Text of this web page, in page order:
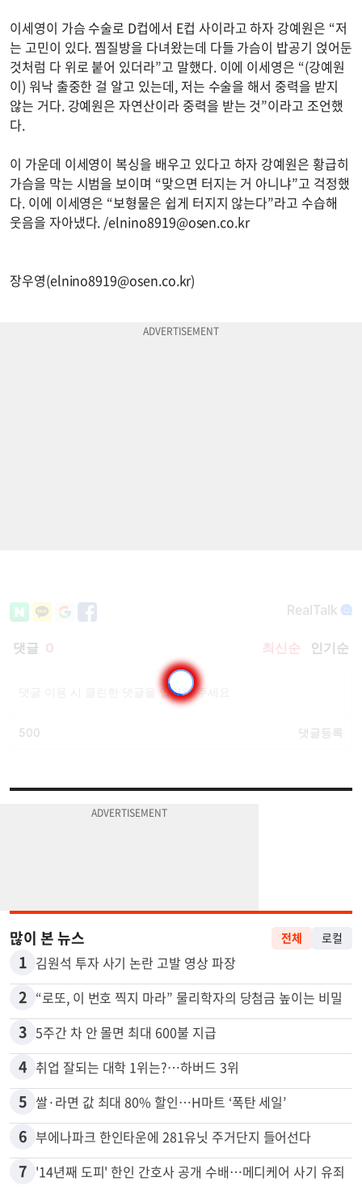
이세영이 가슴 수술로 D컵에서 E컵 사이라고 하자 강예원은 “저
는 고민이 있다. 찜질방을 다녀왔는데 다들 가슴이 밥공기 얹어둔
것처럼 다 위로 붙어 있더라”고 말했다. 이에 이세영은 “(강예원
이) 워낙 출중한 걸 알고 있는데, 저는 수술을 해서 중력을 받지
않는 거다. 강예원은 자연산이라 중력을 받는 것”이라고 조언했
다.
이 가운데 이세영이 복싱을 배우고 있다고 하자 강예원은 황급히
가슴을 막는 시범을 보이며 “맞으면 터지는 거 아니냐”고 걱정했
다. 이에 이세영은 “보형물은 쉽게 터지지 않는다”라고 수습해
웃음을 자아냈다. /elnino8919@osen.co.kr
장우영(elnino8919@osen.co.kr)
많이 본 뉴스
1 김원석 투자 사기 논란 고발 영상 파장
2 “로또, 이 번호 찍지 마라” 물리학자의 당첨금 높이는 비밀
3 5주간 차 안 몰면 최대 600불 지급
4 취업 잘되는 대학 1위는?…하버드 3위
5 쌀·라면 값 최대 80% 할인…H마트 ‘폭탄 세일’
6 부에나파크 한인타운에 281유닛 주거단지 들어선다